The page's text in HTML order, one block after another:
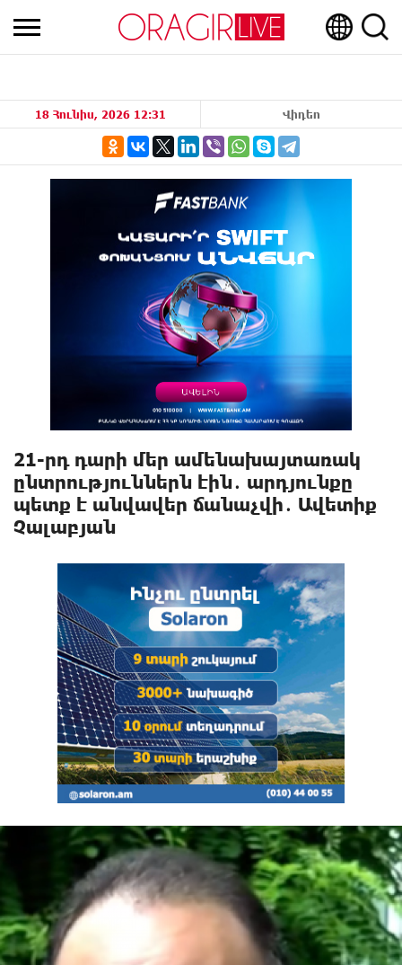
18 Հունիս, 2026 12:31 Վիդեո
21-րդ դարի մեր ամենախայտառակ
ընտրություններն էին․ արդյունքը
պետք է անվավեր ճանաչվի․ Ավետիք
Չալաբյան